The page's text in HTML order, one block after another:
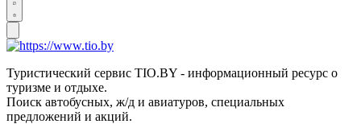
Туристический сервис TIO.BY - информационный ресурс о
туризме и отдыхе.
Поиск автобусных, ж/д и авиатуров, специальных
предложений и акций.